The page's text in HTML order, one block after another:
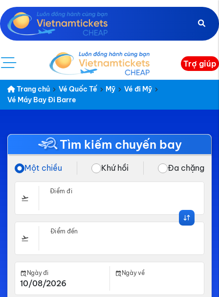
Trợ giúp
Trang chủ Vé Quốc Tế Mỹ
Vé đi Mỹ
Vé Máy Bay Đi Barre
Tìm kiếm chuyến bay
Một chiều Khứ hồi Đa chặng
Điểm đi
Điểm đến
Ngày đi Ngày về